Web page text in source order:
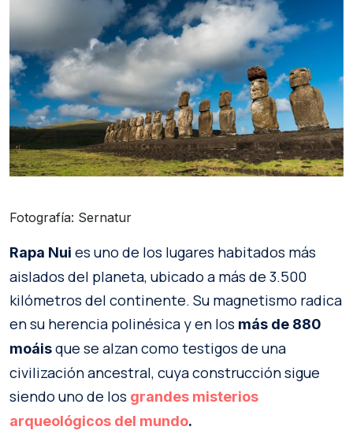
Fotografía: Sernatur
Rapa Nui es uno de los lugares habitados más
aislados del planeta, ubicado a más de 3.500
kilómetros del continente. Su magnetismo radica
en su herencia polinésica y en los más de 880
moáisque se alzan como testigos de una
civilización ancestral, cuya construcción sigue
siendo uno de los grandes misterios
arqueológicos del mundo.